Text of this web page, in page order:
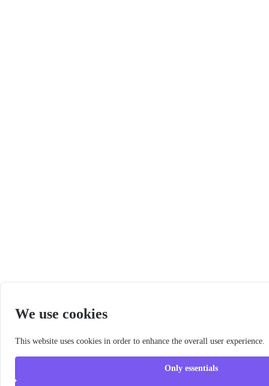
We use cookies
This website uses cookies in order to enhance the overall user experience.
Only essentials